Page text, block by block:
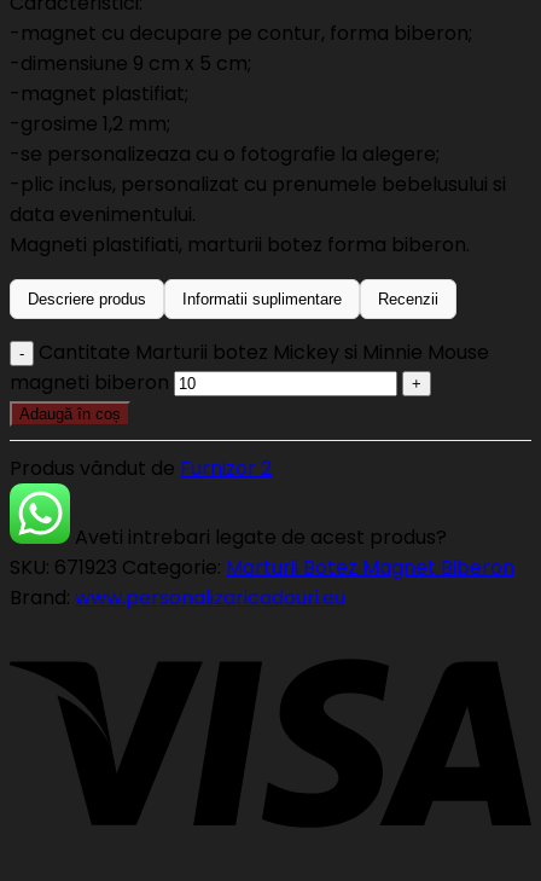
-magnet cu decupare pe contur, forma biberon;
-dimensiune 9 cm x 5 cm;
-magnet plastifiat;
-grosime 1,2 mm;
-se personalizeaza cu o fotografie la alegere;
-plic inclus, personalizat cu prenumele bebelusului si
data evenimentului.
Magneti plastifiati, marturii botez forma biberon.
Descriere produs Informatii suplimentare Recenzii
Cantitate Marturii botez Mickey si Minnie Mouse
magneti biberon
Adaugă în coș
Produs vândut de Furnizor 2
Aveti intrebari legate de acest produs?
SKU: 671923 Categorie: Marturii Botez Magnet Biberon
Brand: www.personalizaricadouri.eu